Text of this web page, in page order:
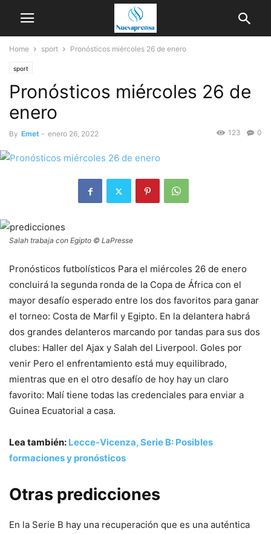
Home sport Pronósticos miércoles 26 de enero
sport
Pronósticos miércoles 26 de
enero
By Emet - enero 26, 2022 0
123
Salah trabaja con Egipto © ️LaPresse
Pronósticos futbolísticos Para el miércoles 26 de enero
concluirá la segunda ronda de la Copa de África con el
mayor desafío esperado entre los dos favoritos para ganar
el torneo: Costa de Marfil y Egipto. En la delantera habrá
dos grandes delanteros marcando por tandas para sus dos
clubes: Haller del Ajax y Salah del Liverpool. Goles por
venir Pero el enfrentamiento está muy equilibrado,
mientras que en el otro desafío de hoy hay un claro
favorito: Malí tiene todas las credenciales para enviar a
Guinea Ecuatorial a casa.
Lea también: Lecce-Vicenza, Serie B: Posibles
formaciones y pronósticos
Otras predicciones
En la Serie B hay una recuperación que es una auténtica